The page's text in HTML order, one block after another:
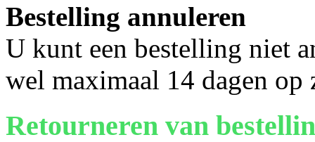
Bestelling annuleren
U kunt een bestelling niet
wel maximaal 14 dagen op
Retourneren van